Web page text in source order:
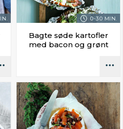
0-30 MIN.
Bagte søde kartofler
med bacon og grønt